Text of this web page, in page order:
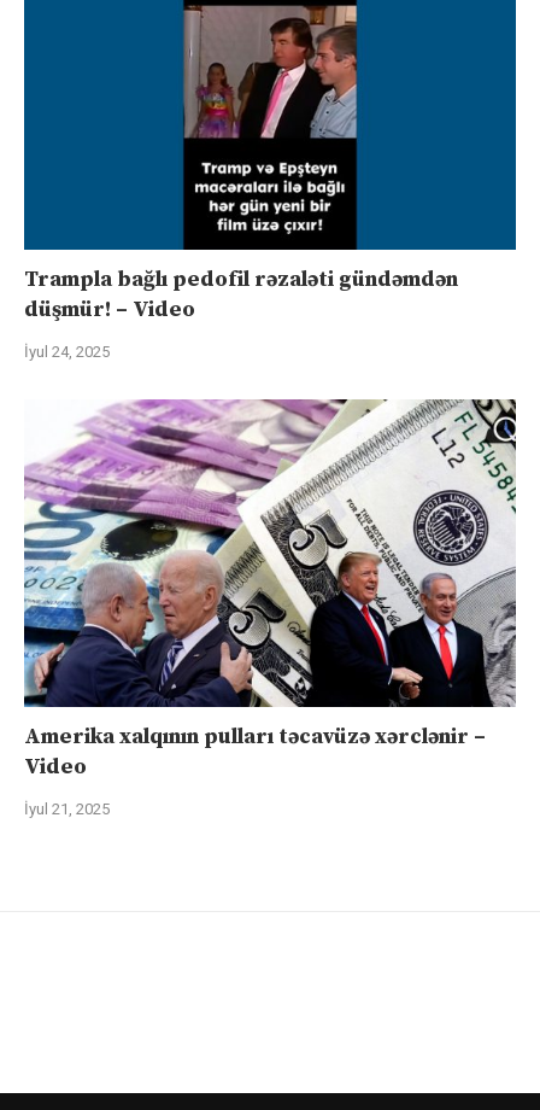
Trampla bağlı pedofil rəzaləti gündəmdən
düşmür! – Video
İyul 24, 2025
Amerika xalqının pulları təcavüzə xərclənir –
Video
İyul 21, 2025